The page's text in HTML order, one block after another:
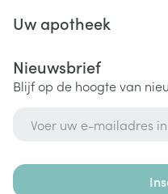
Uw apotheek
Nieuwsbrief
Blijf op de hoogte van